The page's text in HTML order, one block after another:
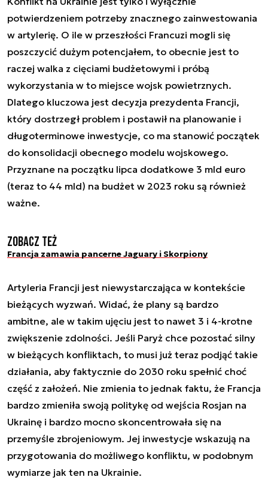
potwierdzeniem potrzeby znacznego zainwestowania
w artylerię. O ile w przeszłości Francuzi mogli się
poszczycić dużym potencjałem, to obecnie jest to
raczej walka z cięciami budżetowymi i próbą
wykorzystania w to miejsce wojsk powietrznych.
Dlatego kluczowa jest decyzja prezydenta Francji,
który dostrzegł problem i postawił na planowanie i
długoterminowe inwestycje, co ma stanowić początek
do konsolidacji obecnego modelu wojskowego.
Przyznane na początku lipca dodatkowe 3 mld euro
(teraz to 44 mld) na budżet w 2023 roku są również
ważne.
Zobacz też
Francja zamawia pancerne Jaguary i Skorpiony
Artyleria Francji jest niewystarczająca w kontekście
bieżących wyzwań. Widać, że plany są bardzo
ambitne, ale w takim ujęciu jest to nawet 3 i 4-krotne
zwiększenie zdolności. Jeśli Paryż chce pozostać silny
w bieżących konfliktach, to musi już teraz podjąć takie
działania, aby faktycznie do 2030 roku spełnić choć
część z założeń. Nie zmienia to jednak faktu, że Francja
bardzo zmieniła swoją politykę od wejścia Rosjan na
Ukrainę i bardzo mocno skoncentrowała się na
przemyśle zbrojeniowym. Jej inwestycje wskazują na
przygotowania do możliwego konfliktu, w podobnym
wymiarze jak ten na Ukrainie.